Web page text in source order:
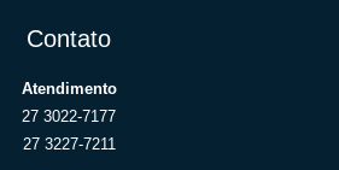
Contato
Atendimento
27 3022-7177
27 3227-7211